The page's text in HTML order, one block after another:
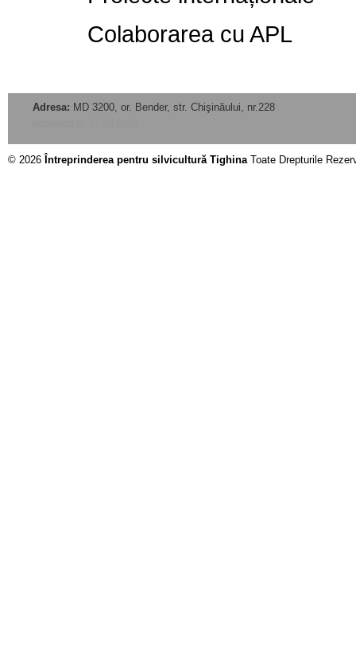
Colaborarea cu APL
Adresa: MD 3200, or. Bender, str. Chişinăului, nr.228
© 2026 Întreprinderea pentru silvicultură TighinaToate Drepturile